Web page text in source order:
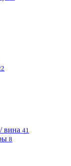
вина 41
8